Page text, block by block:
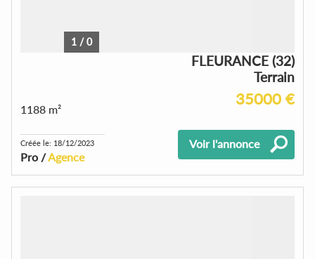
1 /0
FLEURANCE (32)
Terrain
35000 €
1188 m²
Créée le: 18/12/2023
Pro /Agence
Voir l'annonce